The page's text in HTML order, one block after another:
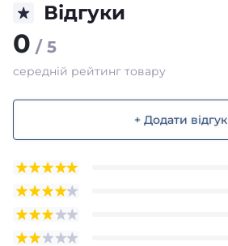
Відгуки
0 / 5
середній рейтинг товару
+ Додати відгук